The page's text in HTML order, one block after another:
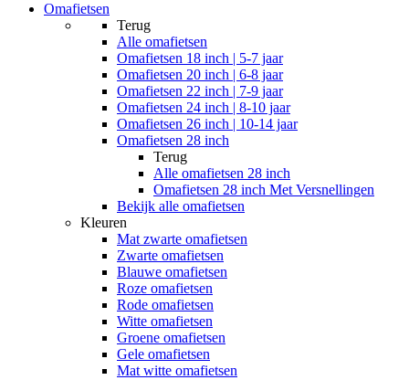
Omafietsen
Terug
Alle omafietsen
Omafietsen 18 inch | 5-7 jaar
Omafietsen 20 inch | 6-8 jaar
Omafietsen 22 inch | 7-9 jaar
Omafietsen 24 inch | 8-10 jaar
Omafietsen 26 inch | 10-14 jaar
Omafietsen 28 inch
Terug
Alle omafietsen 28 inch
Omafietsen 28 inch Met Versnellingen
Bekijk alle omafietsen
Kleuren
Mat zwarte omafietsen
Zwarte omafietsen
Blauwe omafietsen
Roze omafietsen
Rode omafietsen
Witte omafietsen
Groene omafietsen
Gele omafietsen
Mat witte omafietsen